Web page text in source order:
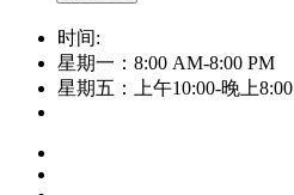
时间:
星期一：8:00 AM-8:00 PM
星期五：上午10:00-晚上8:00